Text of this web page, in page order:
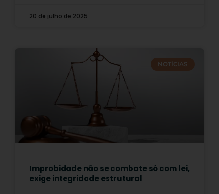
20 de julho de 2025
NOTÍCIAS
Improbidade não se combate só com lei,
exige integridade estrutural